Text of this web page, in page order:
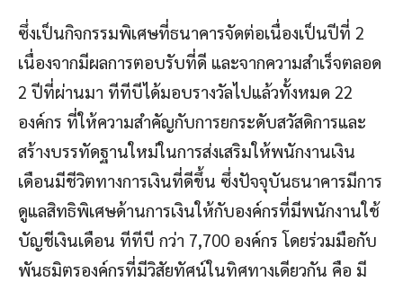
ซึ่งเป็นกิจกรรมพิเศษที่ธนาคารจัดต่อเนื่องเป็นปีที่ 2
เนื่องจากมีผลการตอบรับที่ดี และจากความสำเร็จตลอด
2 ปีที่ผ่านมา ทีทีบีได้มอบรางวัลไปแล้วทั้งหมด 22
องค์กร ที่ให้ความสำคัญกับการยกระดับสวัสดิการและ
สร้างบรรทัดฐานใหม่ในการส่งเสริมให้พนักงานเงิน
เดือนมีชีวิตทางการเงินที่ดีขึ้น ซึ่งปัจจุบันธนาคารมีการ
ดูแลสิทธิพิเศษด้านการเงินให้กับองค์กรที่มีพนักงานใช้
บัญชีเงินเดือน ทีทีบี กว่า 7,700 องค์กร โดยร่วมมือกับ
พันธมิตรองค์กรที่มีวิสัยทัศน์ในทิศทางเดียวกัน คือ มี